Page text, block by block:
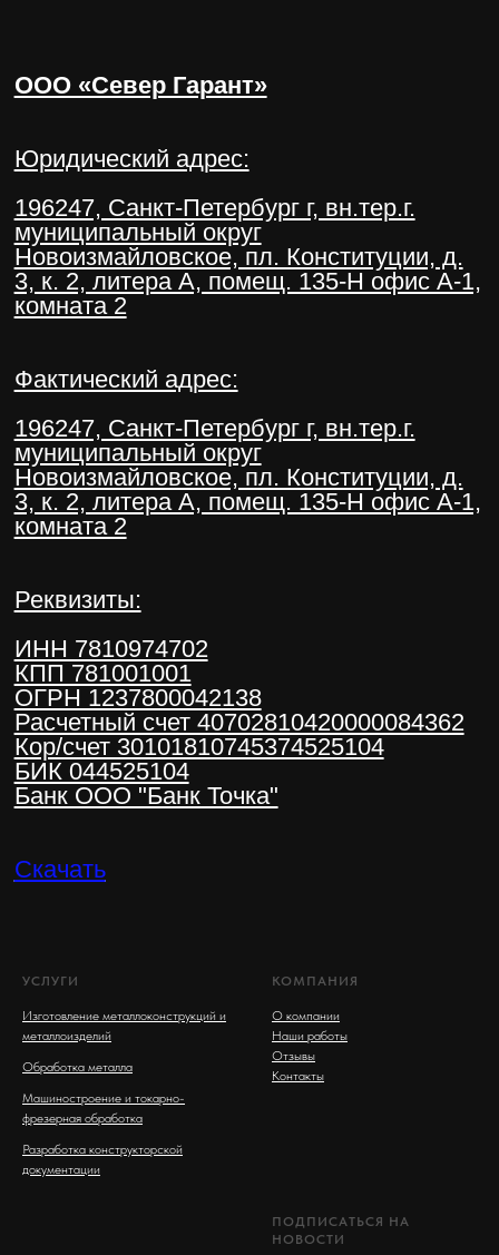
УСЛУГИ
Изготовление металлоконструкций и
металлоизделий
Обработка металла
Машиностроение и токарно-
фрезерная обработка
Разработка конструкторской
документации
КОМПАНИЯ
О компании
Наши работы
Отзывы
Контакты
ПОДПИСАТЬСЯ НА
НОВОСТИ